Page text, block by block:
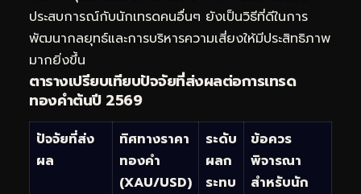
ประสบการณ์กับนักเทรดคนอื่นๆ ยังเป็นวิธีที่ดีในการ
พัฒนากลยุทธ์และการบริหารความเสี่ยงให้มีประสิทธิภาพ
มากยิ่งขึ้น
ตารางเปรียบเทียบปัจจัยที่ส่งผลต่อการเทรด
ทองคำต้นปี 2569
ปัจจัยที่ส่ง
ผล
ทิศทางราคา
ทองคำ
(XAU/USD)
ระดับ
ผลก
ระทบ
ข้อควร
พิจารณา
สำหรับนัก